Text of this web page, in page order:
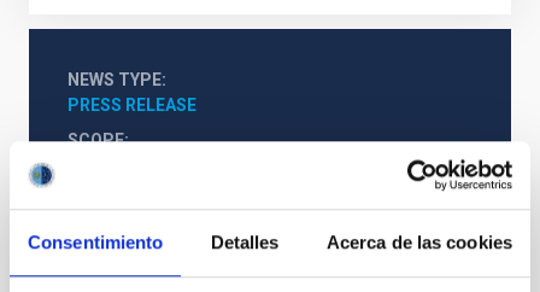
Consentimiento Detalles Acerca de las cookies
NEWS TYPE
PRESS RELEASE
SCOPE
Agreements Communications media Severo Ochoa